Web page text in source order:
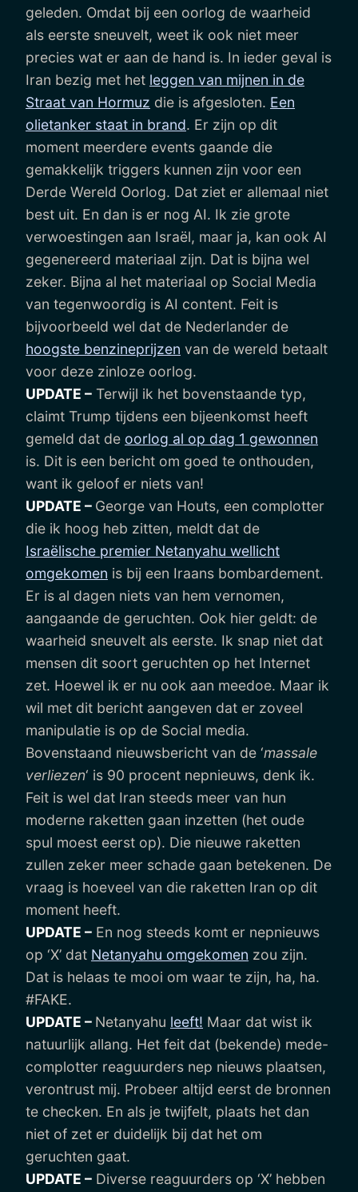
geleden. Omdat bij een oorlog de waarheid
als eerste sneuvelt, weet ik ook niet meer
precies wat er aan de hand is. In ieder geval is
Iran bezig met het leggen van mijnen in de
Straat van Hormuz die is afgesloten. Een
olietanker staat in brand. Er zijn op dit
moment meerdere events gaande die
gemakkelijk triggers kunnen zijn voor een
Derde Wereld Oorlog. Dat ziet er allemaal niet
best uit. En dan is er nog AI. Ik zie grote
verwoestingen aan Israël, maar ja, kan ook AI
gegenereerd materiaal zijn. Dat is bijna wel
zeker. Bijna al het materiaal op Social Media
van tegenwoordig is AI content. Feit is
bijvoorbeeld wel dat de Nederlander de
hoogste benzineprijzen van de wereld betaalt
voor deze zinloze oorlog.
UPDATE – Terwijl ik het bovenstaande typ,
claimt Trump tijdens een bijeenkomst heeft
gemeld dat de oorlog al op dag 1 gewonnen
is. Dit is een bericht om goed te onthouden,
want ik geloof er niets van!
UPDATE – George van Houts, een complotter
die ik hoog heb zitten, meldt dat de
Israëlische premier Netanyahu wellicht
omgekomen is bij een Iraans bombardement.
Er is al dagen niets van hem vernomen,
aangaande de geruchten. Ook hier geldt: de
waarheid sneuvelt als eerste. Ik snap niet dat
mensen dit soort geruchten op het Internet
zet. Hoewel ik er nu ook aan meedoe. Maar ik
wil met dit bericht aangeven dat er zoveel
manipulatie is op de Social media.
Bovenstaand nieuwsbericht van de ‘massale
verliezen‘ is 90 procent nepnieuws, denk ik.
Feit is wel dat Iran steeds meer van hun
moderne raketten gaan inzetten (het oude
spul moest eerst op). Die nieuwe raketten
zullen zeker meer schade gaan betekenen. De
vraag is hoeveel van die raketten Iran op dit
moment heeft.
UPDATE – En nog steeds komt er nepnieuws
op ‘X’ dat Netanyahu omgekomen zou zijn.
Dat is helaas te mooi om waar te zijn, ha, ha.
#FAKE.
UPDATE – Netanyahu leeft! Maar dat wist ik
natuurlijk allang. Het feit dat (bekende) mede-
complotter reaguurders nep nieuws plaatsen,
verontrust mij. Probeer altijd eerst de bronnen
te checken. En als je twijfelt, plaats het dan
niet of zet er duidelijk bij dat het om
geruchten gaat.
UPDATE – Diverse reaguurders op ‘X’ hebben